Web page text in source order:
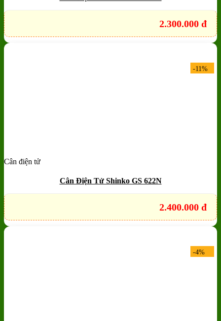
2.300.000 đ
-11%
Add to wishlist
Cân điện tử
Cân Điện Tử Shinko GS 622N
2.400.000 đ
-4%